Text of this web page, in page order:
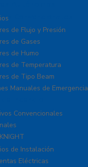
Autónomos
Convencionales
de Flujo y Presión
de Gases
de Humo
de Temperatura
de Tipo Beam
Manuales de Emergencia
Incendio
Alimentación
Convencionales
de Instalación
Eléctricas